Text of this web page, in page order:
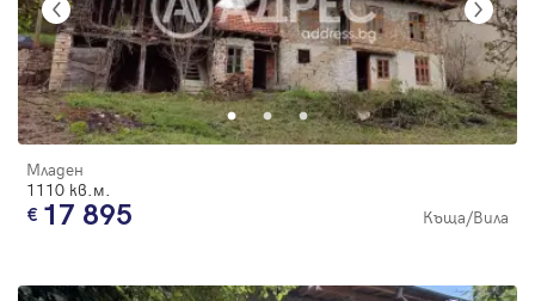
Младен
1110 кв.м.
17 895 Къща/Вила